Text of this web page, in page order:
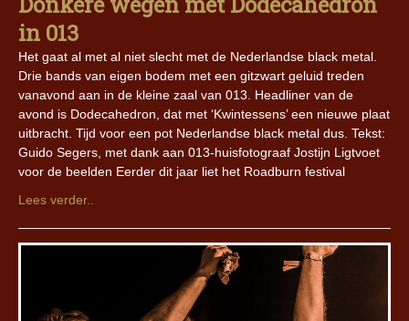
in 013
Het gaat al met al niet slecht met de Nederlandse black metal.
Drie bands van eigen bodem met een gitzwart geluid treden
vanavond aan in de kleine zaal van 013. Headliner van de
avond is Dodecahedron, dat met ‘Kwintessens’ een nieuwe plaat
uitbracht. Tijd voor een pot Nederlandse black metal dus. Tekst:
Guido Segers, met dank aan 013-huisfotograaf Jostijn Ligtvoet
voor de beelden Eerder dit jaar liet het Roadburn festival
Lees verder..